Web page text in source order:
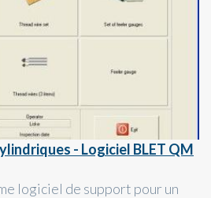
- Logiciel BLET QM
logiciel de support pour un